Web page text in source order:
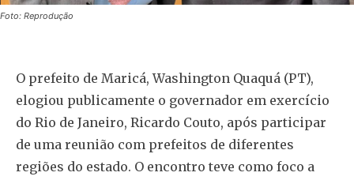
Foto: Reprodução
O prefeito de Maricá, Washington Quaquá (PT),
elogiou publicamente o governador em exercício
do Rio de Janeiro, Ricardo Couto, após participar
de uma reunião com prefeitos de diferentes
regiões do estado. O encontro teve como foco a